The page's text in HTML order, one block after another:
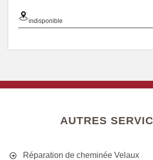
indisponible
AUTRES
Réparation de cheminée Velaux